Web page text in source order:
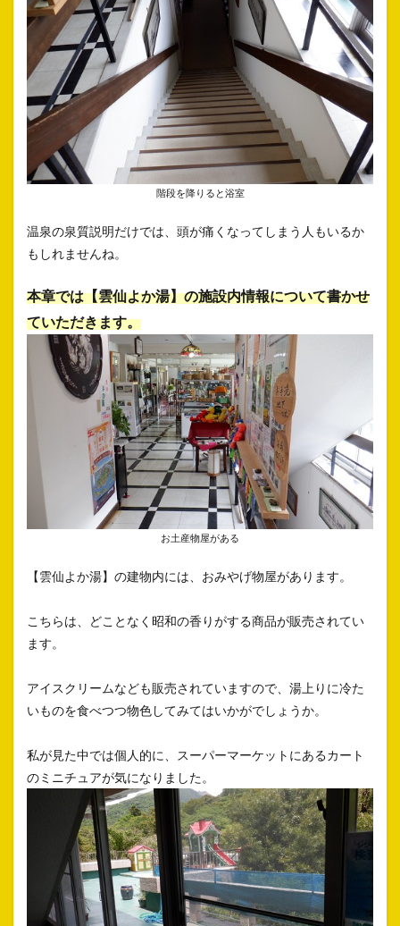
階段を降りると浴室
温泉の泉質説明だけでは、頭が痛くなってしまう人もいるか
もしれませんね。
本章では【雲仙よか湯】の施設内情報について書かせ
ていただきます。
お土産物屋がある
【雲仙よか湯】の建物内には、おみやげ物屋があります。
こちらは、どことなく昭和の香りがする商品が販売されてい
ます。
アイスクリームなども販売されていますので、湯上りに冷た
いものを食べつつ物色してみてはいかがでしょうか。
私が見た中では個人的に、スーパーマーケットにあるカート
のミニチュアが気になりました。